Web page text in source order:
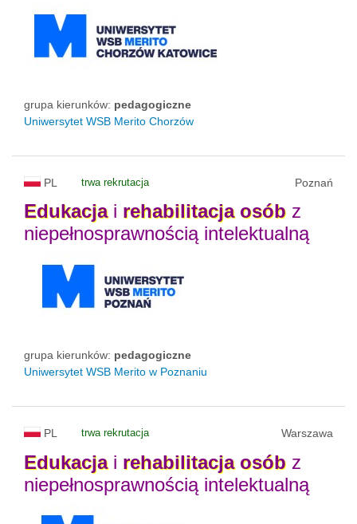
grupa kierunków: pedagogiczne
Uniwersytet WSB Merito Chorzów
PL trwa rekrutacja Poznań
Edukacjai rehabilitacja osób z
niepełnosprawnością intelektualną
grupa kierunków: pedagogiczne
Uniwersytet WSB Merito w Poznaniu
PL trwa rekrutacja Warszawa
Edukacjai rehabilitacja osób z
niepełnosprawnością intelektualną